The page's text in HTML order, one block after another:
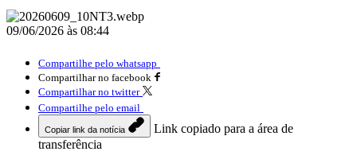
09/06/2026 às 08:44
Compartilhe pelo whatsapp
Compartilhar no facebook
Compartilhar no twitter
Compartilhe pelo email
Copiar link da notícia
Link copiado para a área de
transferência